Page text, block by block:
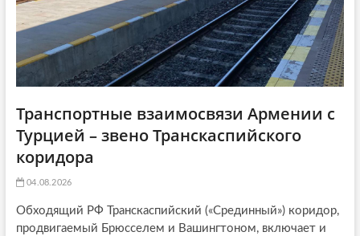
Транспортные взаимосвязи Армении с
Турцией – звено Транскаспийского
коридора
04.08.2026
Обходящий РФ Транскаспийский («Срединный») коридор,
продвигаемый Брюсселем и Вашингтоном, включает и